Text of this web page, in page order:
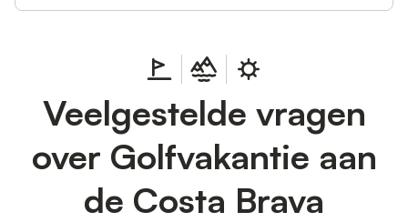
Veelgestelde vragen
over Golfvakantie aan
de Costa Brava